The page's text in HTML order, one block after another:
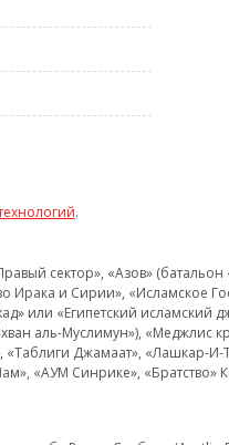
.
сектор», «Азов» (батальон
Ирака и Сирии», «Исламское
или «Египетский исламский
аль-Муслимун»), «Меджлис
«Таблиги Джамаат», «Лашкар-И-
«АУМ Синрике», «Братство»